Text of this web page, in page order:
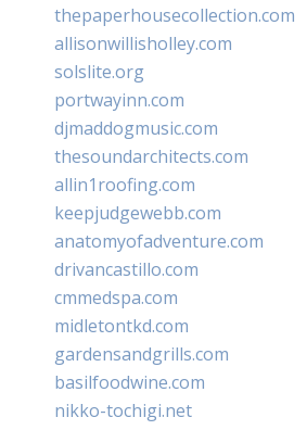
thepaperhousecollection.com
allisonwillisholley.com
solslite.org
portwayinn.com
djmaddogmusic.com
thesoundarchitects.com
allin1roofing.com
keepjudgewebb.com
anatomyofadventure.com
drivancastillo.com
cmmedspa.com
midletontkd.com
gardensandgrills.com
basilfoodwine.com
nikko-tochigi.net